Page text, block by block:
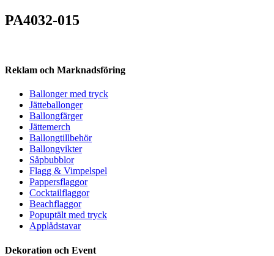
PA4032-015
Reklam och Marknadsföring
Ballonger med tryck
Jätteballonger
Ballongfärger
Jättemerch
Ballongtillbehör
Ballongvikter
Såpbubblor
Flagg & Vimpelspel
Pappersflaggor
Cocktailflaggor
Beachflaggor
Popuptält med tryck
Applådstavar
Dekoration och Event